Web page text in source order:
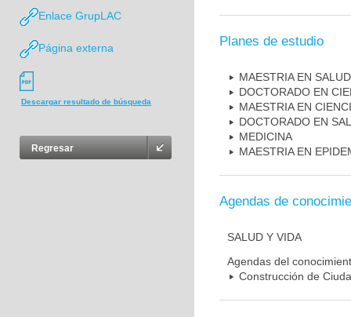
Enlace GrupLAC
Página externa
Descargar resultado de búsqueda
Regresar
Planes de estudio
MAESTRIA EN
DOCTORADO EN
MAESTRIA EN
DOCTORADO EN
MEDICINA
MAESTRIA EN
Agendas de
SALUD Y VIDA
Agendas del
Construcción de